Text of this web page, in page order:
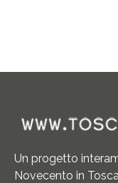
Un progetto
Novecento in